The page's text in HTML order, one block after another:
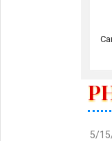
5/